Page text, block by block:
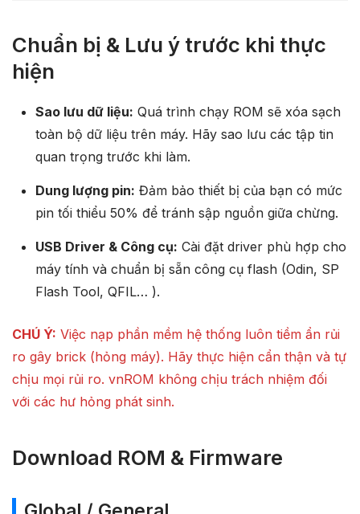
Chuẩn bị & Lưu ý trước khi thực
hiện
Sao lưu dữ liệu: Quá trình chạy ROM sẽ xóa sạch
toàn bộ dữ liệu trên máy. Hãy sao lưu các tập tin
quan trọng trước khi làm.
Dung lượng pin: Đảm bảo thiết bị của bạn có mức
pin tối thiểu 50% để tránh sập nguồn giữa chừng.
USB Driver & Công cụ: Cài đặt driver phù hợp cho
máy tính và chuẩn bị sẵn công cụ flash (Odin, SP
Flash Tool, QFIL… ).
CHÚ Ý: Việc nạp phần mềm hệ thống luôn tiềm ẩn rủi
ro gây brick (hỏng máy). Hãy thực hiện cẩn thận và tự
chịu mọi rủi ro. vnROM không chịu trách nhiệm đối
với các hư hỏng phát sinh.
Download ROM & Firmware